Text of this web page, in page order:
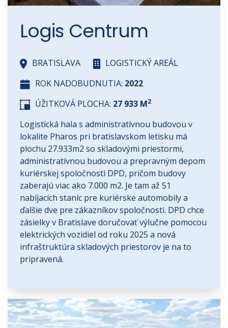
Logis Centrum
BRATISLAVA
LOGISTICKÝ AREÁL
ROK NADOBUDNUTIA: 2022
ÚŽITKOVÁ PLOCHA: 27 933 M2
Logistická hala s administratívnou budovou v
lokalite Pharos pri bratislavskom letisku má
plochu 27.933m2 so skladovými priestormi,
administratívnou budovou a prepravným depom
kuriérskej spoločnosti DPD, pričom budovy
zaberajú viac ako 7.000 m2. Je tam až 51
nabíjacích staníc pre kuriérske automobily a
ďalšie dve pre zákazníkov spoločnosti. DPD chce
zásielky v Bratislave doručovať výlučne pomocou
elektrických vozidiel od roku 2025 a nová
infraštruktúra skladových priestorov je na to
pripravená.